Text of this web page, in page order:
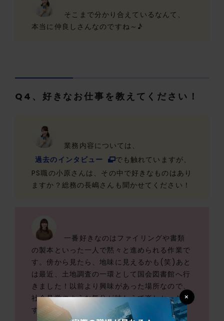
そこまで分かり合えているなんて、
本当に仲良しさんなのですね～♪
Q4、好きなお仕事を教えてください！
業務内容については、
過去のインタビュー
でも触れていますが、
PS職の小原さんは、その中で好きなものはあり
ますか？総務の長嶋さんも聞かせてください！
一番好きなのはファイリングや書類
の製本といった一人で黙々と進められる作業で
す。傍から見たら、地味に見えるかも(笑)あと
は最近、土地調査の一環として国会図書館へ行
きました！以前より興味があった場所なので、
社会見学のような気分が味わえて楽しかったで
す♪
×